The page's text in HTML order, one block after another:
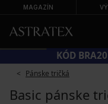
MAGAZÍN
KÓD
Pánske tričká
Basic pánske